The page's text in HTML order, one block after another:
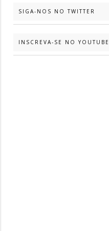
SIGA-NOS NO TWITTER
INSCREVA-SE NO YOUTUBE